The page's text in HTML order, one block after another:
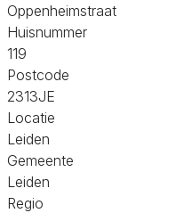
Oppenheimstraat
Huisnummer
119
Postcode
2313JE
Locatie
Leiden
Gemeente
Leiden
Regio